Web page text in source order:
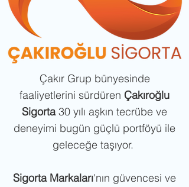
Çakır Grup bünyesinde
faaliyetlerini sürdüren Çakıroğlu
Sigorta30 yılı aşkın tecrübe ve
deneyimi bugün güçlü portföyü ile
geleceğe taşıyor.
Sigorta Markaları'nın güvencesi ve